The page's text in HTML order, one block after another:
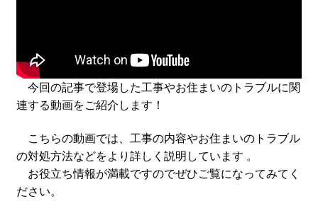
今回の記事で登場した工事やお住まいのトラブルに関
連する動画をご紹介します！
こちらの動画では、工事の内容やお住まいのトラブル
の対処方法などをより詳しく説明しています 。
お役立ち情報が満載ですのでぜひご覧になってみてく
ださい。